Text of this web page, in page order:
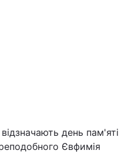
Харків
день пам'яті
Євфимія